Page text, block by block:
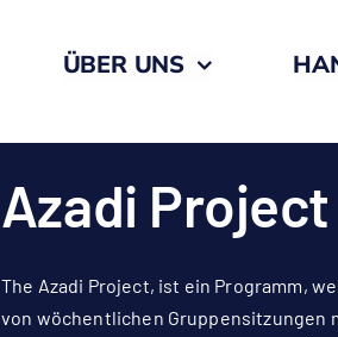
ÜBER UNS
Azadi Project
The Azadi Project, ist ein Programm,
von wöchentlichen Gruppensitzungen